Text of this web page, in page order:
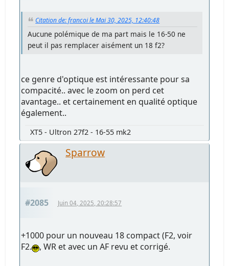
Citation de: francoi le Mai 30, 2025, 12:40:48
Aucune polémique de ma part mais le 16-50 ne
peut il pas remplacer aisément un 18 f2?
ce genre d'optique est intéressante pour sa
compacité.. avec le zoom on perd cet
avantage.. et certainement en qualité optique
également..
XT5 - Ultron 27f2 - 16-55 mk2
Sparrow
#2085 Juin 04, 2025, 20:28:57
+1000 pour un nouveau 18 compact (F2, voir
F2.
, WR et avec un AF revu et corrigé.